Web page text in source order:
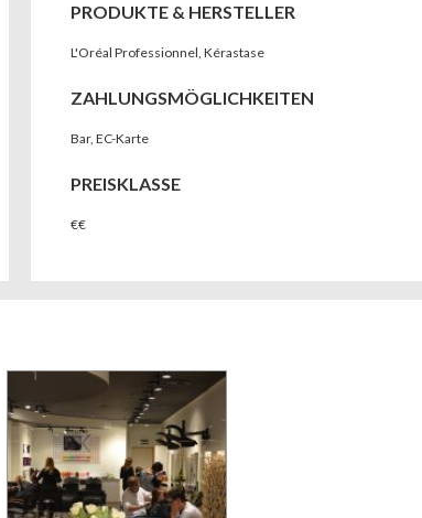
PRODUKTE & HERSTELLER
L'Oréal Professionnel, Kérastase
ZAHLUNGSMÖGLICHKEITEN
Bar,EC-Karte
PREISKLASSE
€€